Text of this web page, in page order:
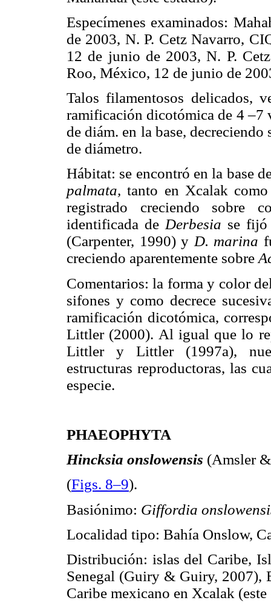
Especímenes examinados:
de 2003, N. P. Cetz Navarro,
12 de junio de 2003, N. P.
Roo, México, 12 de junio de
Talos filamentosos delicados,
ramificación dicotómica de 4 –7
de diám. en la base,
de diámetro.
Hábitat: se encontró en la base
palmata,tanto en Xcalak
registrado creciendo sobre
identificada deDerbesia se fijó
(Carpenter, 1990) yD. marina
creciendo aparentemente sobre
Comentarios: la forma y color
sifones y como decrece
ramificación dicotómica,
Littler (2000). Al igual que lo
Littler y Littler (1997a),
estructuras reproductoras, las
especie.
PHAEOPHYTA
Hincksia onslowensis (Amsler
(Figs. 8–9).
Basiónimo: Giffordia
Localidad tipo: Bahía Onslow,
Distribución: islas del Caribe,
Senegal (Guiry & Guiry, 2007),
Caribe mexicano en Xcalak